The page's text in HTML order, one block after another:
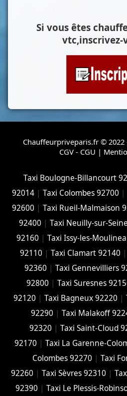
Si vous êtes
vtc,inscrivez-
Chauffeurpriveparis.fr © 2022
CGV - CGU |
Taxi Boulogne-Billancourt
92014| Taxi Colombes 92700 |
92600 |Taxi Rueil-Malmaison
92400 |Taxi Neuilly-sur-
92160 |Taxi Issy-les-
92110 |Taxi Clamart 92140
92360 | Taxi Gennevilliers
92800 | Taxi Suresnes
92120 | Taxi Bagneux 92220 |
92290 | Taxi Malakoff
92320 | Taxi Saint-Cloud
92170 | Taxi La Garenne-
Colombes 92270 | Taxi
92260 | Taxi Sèvres 92310 |
92390 | Taxi Le Plessis-